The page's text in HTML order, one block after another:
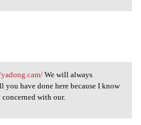
yadong.cam/ We
We will always
you have done here because I know
with our.